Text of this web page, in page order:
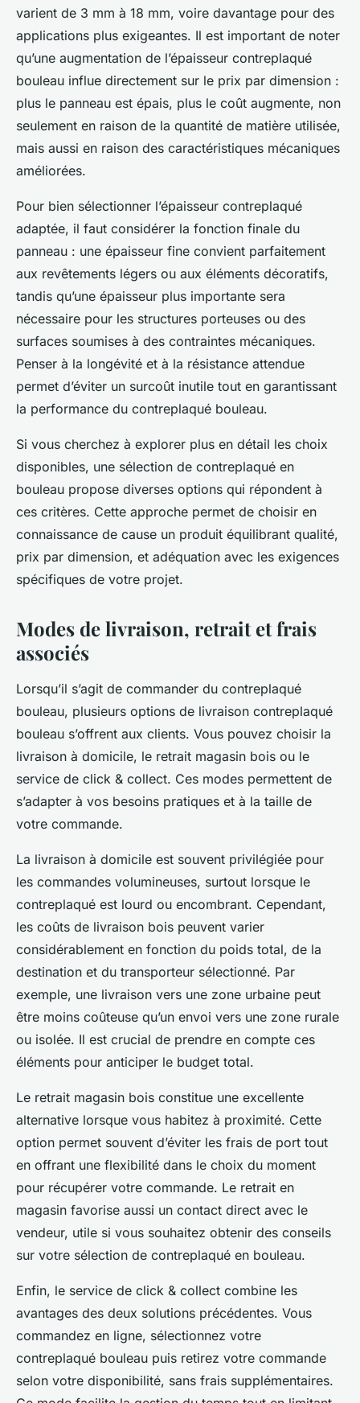
varient de 3 mm à 18 mm, voire davantage pour des
applications plus exigeantes. Il est important de noter
qu’une augmentation de l’épaisseur contreplaqué
bouleau influe directement sur le prix par dimension :
plus le panneau est épais, plus le coût augmente, non
seulement en raison de la quantité de matière utilisée,
mais aussi en raison des caractéristiques mécaniques
améliorées.
Pour bien sélectionner l’épaisseur contreplaqué
adaptée, il faut considérer la fonction finale du
panneau : une épaisseur fine convient parfaitement
aux revêtements légers ou aux éléments décoratifs,
tandis qu’une épaisseur plus importante sera
nécessaire pour les structures porteuses ou des
surfaces soumises à des contraintes mécaniques.
Penser à la longévité et à la résistance attendue
permet d’éviter un surcoût inutile tout en garantissant
la performance du contreplaqué bouleau.
Si vous cherchez à explorer plus en détail les choix
disponibles, une sélection de contreplaqué en
bouleau propose diverses options qui répondent à
ces critères. Cette approche permet de choisir en
connaissance de cause un produit équilibrant qualité,
prix par dimension, et adéquation avec les exigences
spécifiques de votre projet.
Modes de livraison, retrait et frais
associés
Lorsqu’il s’agit de commander du contreplaqué
bouleau, plusieurs options de livraison contreplaqué
bouleau s’offrent aux clients. Vous pouvez choisir la
livraison à domicile, le retrait magasin bois ou le
service de click & collect. Ces modes permettent de
s’adapter à vos besoins pratiques et à la taille de
votre commande.
La livraison à domicile est souvent privilégiée pour
les commandes volumineuses, surtout lorsque le
contreplaqué est lourd ou encombrant. Cependant,
les coûts de livraison bois peuvent varier
considérablement en fonction du poids total, de la
destination et du transporteur sélectionné. Par
exemple, une livraison vers une zone urbaine peut
être moins coûteuse qu’un envoi vers une zone rurale
ou isolée. Il est crucial de prendre en compte ces
éléments pour anticiper le budget total.
Le retrait magasin bois constitue une excellente
alternative lorsque vous habitez à proximité. Cette
option permet souvent d’éviter les frais de port tout
en offrant une flexibilité dans le choix du moment
pour récupérer votre commande. Le retrait en
magasin favorise aussi un contact direct avec le
vendeur, utile si vous souhaitez obtenir des conseils
sur votre sélection de contreplaqué en bouleau.
Enfin, le service de click & collect combine les
avantages des deux solutions précédentes. Vous
commandez en ligne, sélectionnez votre
contreplaqué bouleau puis retirez votre commande
selon votre disponibilité, sans frais supplémentaires.